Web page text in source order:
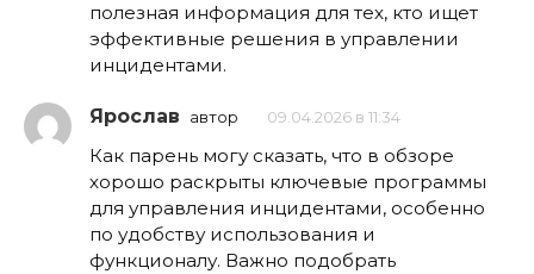
полезная информация для тех, кто ищет
эффективные решения в управлении
инцидентами.
Ярослав автор 09.04.2026 в 11:34
Как парень могу сказать, что в обзоре
хорошо раскрыты ключевые программы
для управления инцидентами, особенно
по удобству использования и
функционалу. Важно подобрать